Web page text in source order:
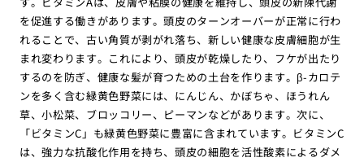
を促進する働きがあります。頭皮のターンオーバーが正常に行わ
れることで、古い角質が剥がれ落ち、新しい健康な皮膚細胞が生
まれ変わります。これにより、頭皮が乾燥したり、フケが出たり
するのを防ぎ、健康な髪が育つための土台を作ります。β-カロテ
ンを多く含む緑黄色野菜には、にんじん、かぼちゃ、ほうれん
草、小松菜、ブロッコリー、ピーマンなどがあります。次に、
「ビタミンC」も緑黄色野菜に豊富に含まれています。ビタミンC
は、強力な抗酸化作用を持ち、頭皮の細胞を活性酸素によるダメ